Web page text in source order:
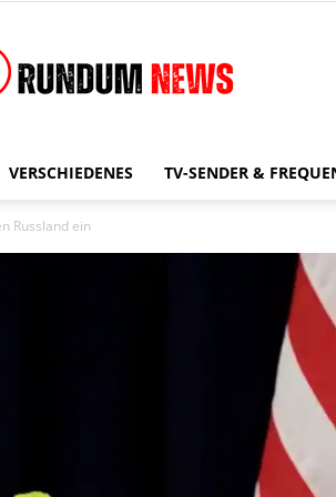
VERSCHIEDENES TV-SENDER &
Russland ein